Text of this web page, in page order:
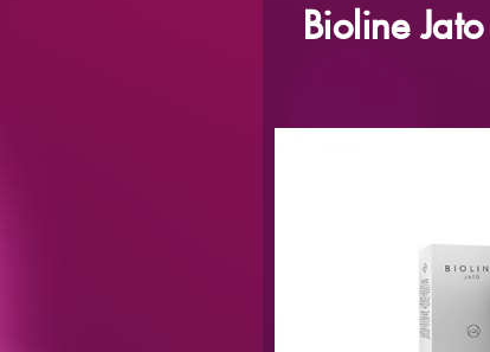
Bioline